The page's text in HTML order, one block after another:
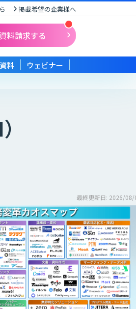
掲載希望の企業様へ
料請求する
料 ウェビナー
最終更新日: 2026/08/